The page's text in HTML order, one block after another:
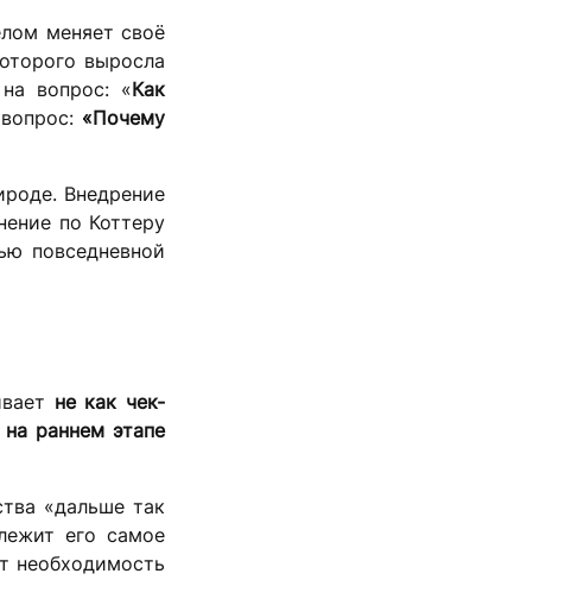
меняет своё
выросла
на вопрос: «Как
«Почему
Внедрение
по Коттеру
повседневной
не как чек-
на раннем этапе
«дальше так
его самое
необходимость